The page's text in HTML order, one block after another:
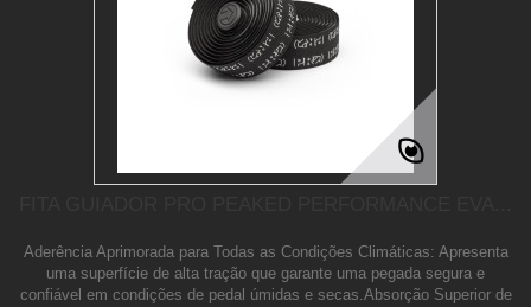
Aderência Aprimorada para Todas as Condições Climáticas: Apresenta
uma superfície de alta tração que garante uma pegada segura e
confiável em condições de pedal úmidas e secas.Absorção Superior de